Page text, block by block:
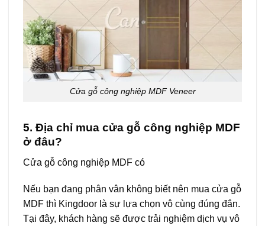
Cửa gỗ công nghiệp MDF Veneer
5. Địa chỉ mua cửa gỗ công nghiệp MDF
ở đâu?
Cửa gỗ công nghiệp MDF có
Nếu bạn đang phân vân không biết nên mua cửa gỗ
MDF thì Kingdoor là sự lựa chọn vô cùng đúng đắn.
Tại đây, khách hàng sẽ được trải nghiệm dịch vụ vô